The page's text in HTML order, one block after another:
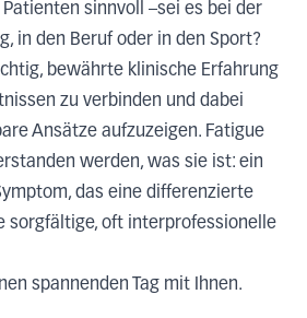
sinnvoll –sei es bei der
in den Beruf oder in den Sport?
bewährte klinische Erfahrung
zu verbinden und dabei
Ansätze aufzuzeigen. Fatigue
werden, was sie ist: ein
das eine differenzierte
sorgfältige, oft interprofessionelle
spannenden Tag mit Ihnen.